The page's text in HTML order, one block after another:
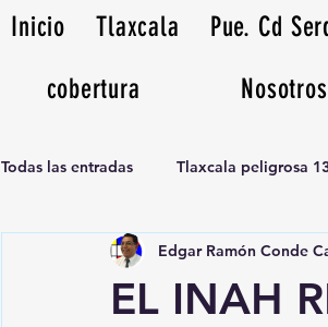
Inicio Tlaxcala Pue. Cd
cobertura
Nosotros
Todas las entradas Tlaxcala peligrosa
Noticias Musicales radio 1370am
EL INAH
Edgar Ramón Conde